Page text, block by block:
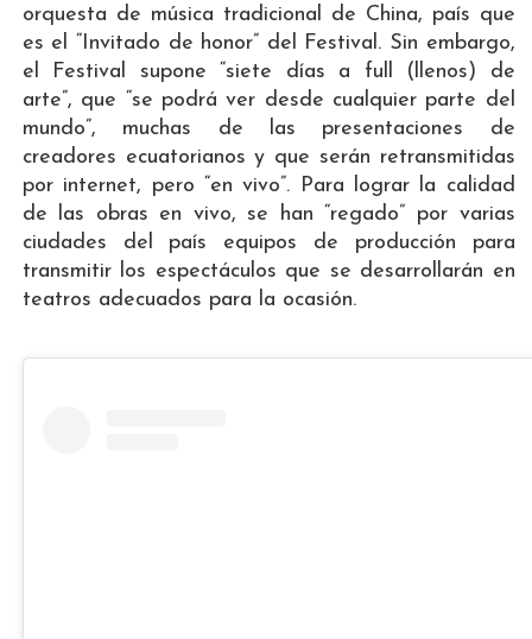
orquesta de música tradicional de China, país que
es el “Invitado de honor” del Festival. Sin embargo,
el Festival supone “siete días a full (llenos) de
arte”, que “se podrá ver desde cualquier parte del
mundo”, muchas de las presentaciones de
creadores ecuatorianos y que serán retransmitidas
por internet, pero “en vivo”. Para lograr la calidad
de las obras en vivo, se han “regado” por varias
ciudades del país equipos de producción para
transmitir los espectáculos que se desarrollarán en
teatros adecuados para la ocasión.